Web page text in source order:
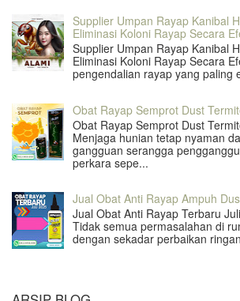
Supplier Umpan Rayap Kanibal
Eliminasi Koloni Rayap Secara
Supplier Umpan Rayap Kanibal
Eliminasi Koloni Rayap Secara
pengendalian rayap yang paling
Obat Rayap Semprot Dust
Obat Rayap Semprot Dust
Menjaga hunian tetap nyaman
gangguan serangga
perkara sepe...
Jual Obat Anti Rayap Ampuh
Jual Obat Anti Rayap Terbaru
Tidak semua permasalahan di
dengan sekadar perbaikan